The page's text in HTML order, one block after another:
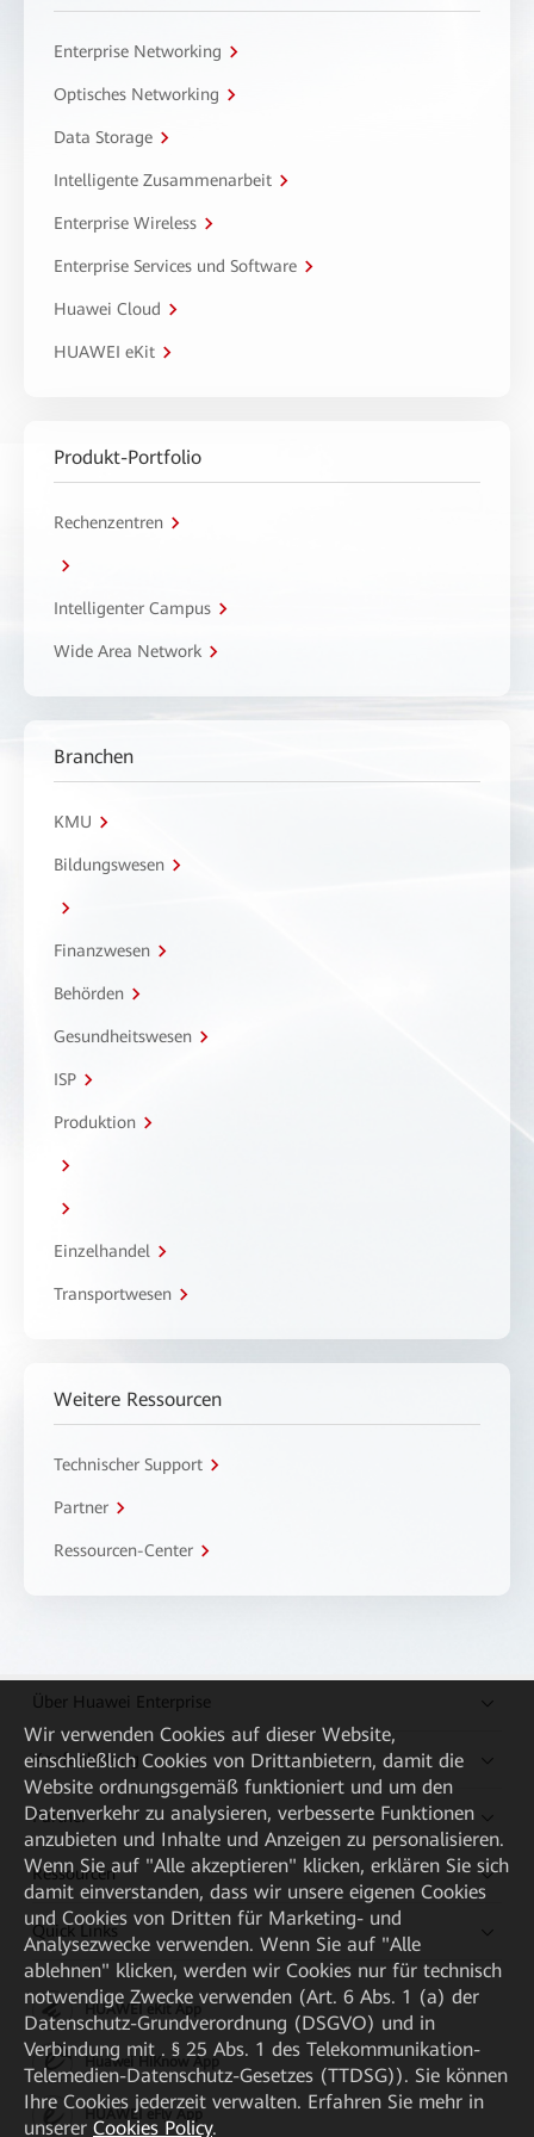
Enterprise Networking
Optisches Networking
Data Storage
Intelligente Zusammenarbeit
Enterprise Wireless
Enterprise Services und Software
Huawei Cloud
HUAWEI eKit
Produkt-Portfolio
Rechenzentren
Intelligenter Campus
Wide Area Network
Branchen
KMU
Bildungswesen
Finanzwesen
Behörden
Gesundheitswesen
ISP
Produktion
Einzelhandel
Transportwesen
Weitere Ressourcen
Technischer Support
Partner
Ressourcen-Center
Über Huawei Enterprise
Kaufanleitung
Partner
Ressourcen
Quick Links
HUAWEI eKit App
Huawei HiKnow App
HUAWEI eFly App
Wir verwenden Cookies auf dieser Website,
einschließlich Cookies von Drittanbietern, damit die
Website ordnungsgemäß funktioniert und um den
Datenverkehr zu analysieren, verbesserte Funktionen
anzubieten und Inhalte und Anzeigen zu personalisieren.
Wenn Sie auf "Alle akzeptieren" klicken, erklären Sie sich
damit einverstanden, dass wir unsere eigenen Cookies
und Cookies von Dritten für Marketing- und
Analysezwecke verwenden. Wenn Sie auf "Alle
ablehnen" klicken, werden wir Cookies nur für technisch
notwendige Zwecke verwenden (Art. 6 Abs. 1 (a) der
Datenschutz-Grundverordnung (DSGVO) und in
Verbindung mit . § 25 Abs. 1 des Telekommunikation-
Telemedien-Datenschutz-Gesetzes (TTDSG)). Sie können
Ihre Cookies jederzeit verwalten. Erfahren Sie mehr in
unserer Cookies Policy.